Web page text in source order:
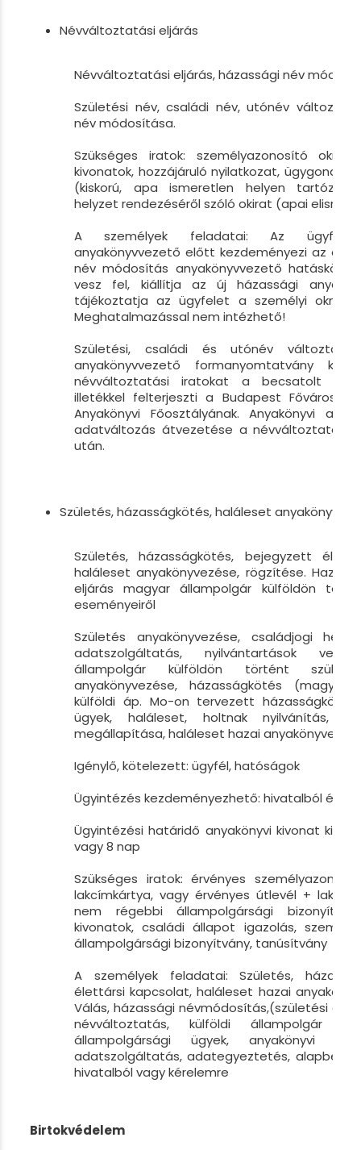
Névváltoztatási eljárás
Névváltoztatási eljárás, házassági név
Születési név, családi név, utónév
név módosítása.
Szükséges iratok: személyazonosító
kivonatok, hozzájáruló nyilatkozat,
(kiskorú, apa ismeretlen helyen
helyzet rendezéséről szóló okirat (apai
A személyek feladatai: Az ügyfél
anyakönyvvezető előtt kezdeményezi az
név módosítás anyakönyvvezető hatásköre,
vesz fel, kiállítja az új házassági
tájékoztatja az ügyfelet a személyi
Meghatalmazással nem intézhető!
Születési, családi és utónév
anyakönyvvezető formanyomtatvány
névváltoztatási iratokat a becsatolt
illetékkel felterjeszti a Budapest Főváros
Anyakönyvi Főosztályának. Anyakönyvi
adatváltozás átvezetése a névváltoztatás
után.
Születés, házasságkötés, haláleset
Születés, házasságkötés, bejegyzett
haláleset anyakönyvezése, rögzítése. Hazai
eljárás magyar állampolgár külföldön
eseményeiről
Születés anyakönyvezése, családjogi
adatszolgáltatás, nyilvántartások
állampolgár külföldön történt
anyakönyvezése, házasságkötés (magyar
külföldi áp. Mo-on tervezett
ügyek, haláleset, holtnak nyilvánítás,
megállapítása, haláleset hazai
Igénylő, kötelezett: ügyfél, hatóságok
Ügyintézés kezdeményezhető: hivatalból és
Ügyintézési határidő anyakönyvi kivonat
vagy 8 nap
Szükséges iratok: érvényes
lakcímkártya, vagy érvényes útlevél +
nem régebbi állampolgársági
kivonatok, családi állapot igazolás,
állampolgársági bizonyítvány, tanúsítvány
A személyek feladatai: Születés,
élettársi kapcsolat, haláleset hazai
Válás, házassági névmódosítás,(születési
névváltoztatás, külföldi állampolgár
állampolgársági ügyek, anyakönyvi
adatszolgáltatás, adategyeztetés,
hivatalból vagy kérelemre
Birtokvédelem